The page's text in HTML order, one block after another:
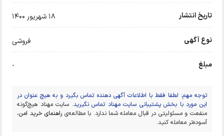
تاریخ انتشار 18 شهریور 1400
نوع آگهی فروشی
مبلغ -
توجه مهم: لطفا فقط با اطلاعات آگهی دهنده تماس بگیرد و به هیچ عنوان در
این مورد با بخش پشتیبانی سایت مهناد تماس نگیرید. سایت مهناد هیچ‌گونه
منفعت و مسئولیتی در قبال معامله شما ندارد. با مطالعه‌ی راهنمای خرید امن،
آسوده‌تر معامله کنید.